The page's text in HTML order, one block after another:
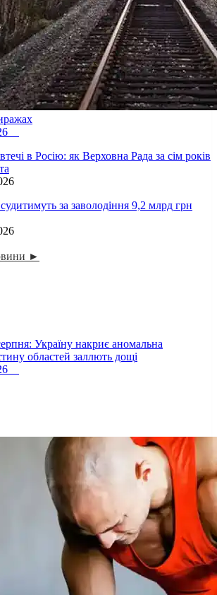
в Росію: як Верховна Рада за сім років
за заволодіння 9,2 млрд грн
►
Україну накриє аномальна
областей заллють дощі